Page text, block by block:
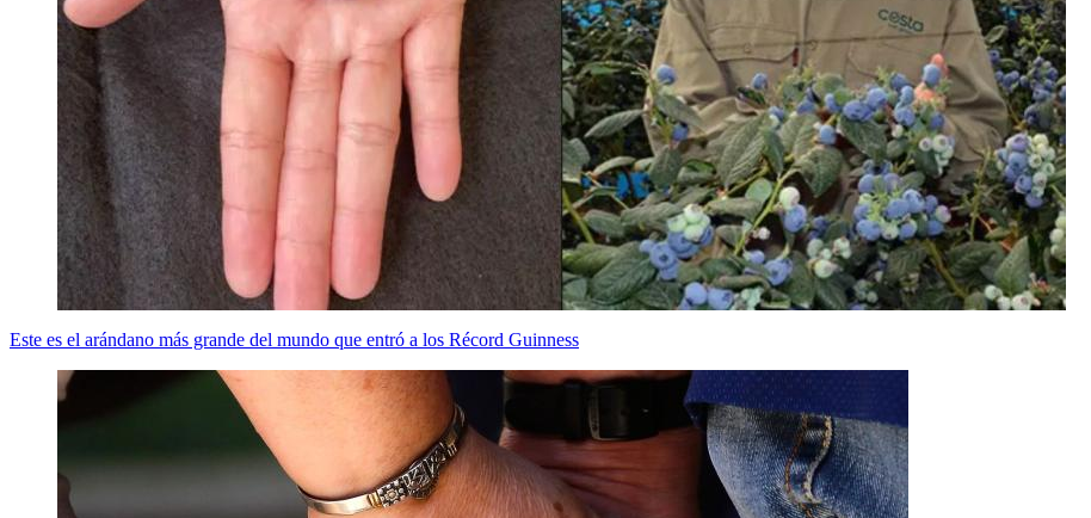
Este es el arándano más grande del mundo que entró a los Récord Guinness